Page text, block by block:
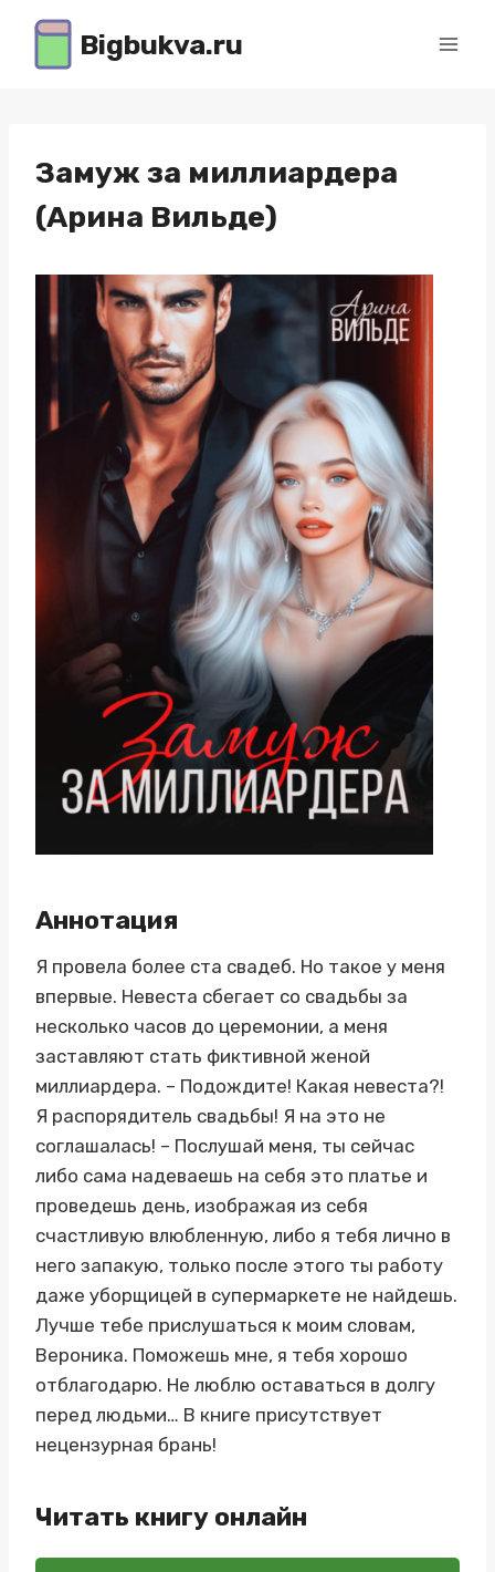
Перейти
содержимому
Bigbukva.ru
Замуж за миллиардера
(Арина Вильде)
Аннотация
Я провела более ста свадеб. Но такое у меня
впервые. Невеста сбегает со свадьбы за
несколько часов до церемонии, а меня
заставляют стать фиктивной женой
миллиардера. – Подождите! Какая невеста?!
Я распорядитель свадьбы! Я на это не
соглашалась! – Послушай меня, ты сейчас
либо сама надеваешь на себя это платье и
проведешь день, изображая из себя
счастливую влюбленную, либо я тебя лично в
него запакую, только после этого ты работу
даже уборщицей в супермаркете не найдешь.
Лучше тебе прислушаться к моим словам,
Вероника. Поможешь мне, я тебя хорошо
отблагодарю. Не люблю оставаться в долгу
перед людьми… В книге присутствует
нецензурная брань!
Читать книгу онлайн